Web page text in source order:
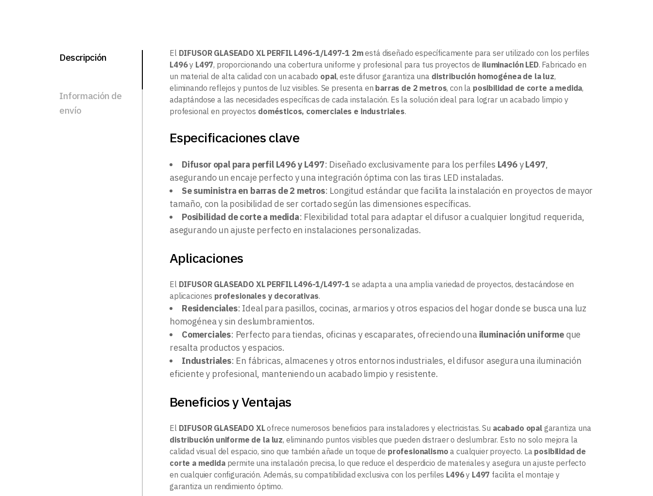
Descripción
Información de
envío
El DIFUSOR GLASEADO XL PERFIL L496-1/L497-1 2mestá diseñado específicamente para ser utilizado con los perfiles
L496y L497, proporcionando una cobertura uniforme y profesional para tus proyectos de iluminación LED. Fabricado en
un material de alta calidad con un acabado opal, este difusor garantiza una distribución homogénea de la luz,
eliminando reflejos y puntos de luz visibles. Se presenta en barras de 2 metros, con la posibilidad de corte a medida,
adaptándose a las necesidades específicas de cada instalación. Es la solución ideal para lograr un acabado limpio y
profesional en proyectos domésticos, comerciales e industriales.
Especificaciones clave
Difusor opal para perfil L496 y L497: Diseñado exclusivamente para los perfiles L496yL497,
asegurando un encaje perfecto y una integración óptima con las tiras LED instaladas.
Se suministra en barras de 2 metros: Longitud estándar que facilita la instalación en proyectos de mayor
tamaño, con la posibilidad de ser cortado según las dimensiones específicas.
Posibilidad de corte a medida: Flexibilidad total para adaptar el difusor a cualquier longitud requerida,
asegurando un ajuste perfecto en instalaciones personalizadas.
Aplicaciones
El DIFUSOR GLASEADO XL PERFIL L496-1/L497-1 se adapta a una amplia variedad de proyectos, destacándose en
aplicaciones profesionales y decorativas.
Residenciales: Ideal para pasillos, cocinas, armarios y otros espacios del hogar donde se busca una luz
homogénea y sin deslumbramientos.
Comerciales: Perfecto para tiendas, oficinas y escaparates, ofreciendo una iluminación uniformeque
resalta productos y espacios.
Industriales: En fábricas, almacenes y otros entornos industriales, el difusor asegura una iluminación
eficiente y profesional, manteniendo un acabado limpio y resistente.
Beneficios y Ventajas
El DIFUSOR GLASEADO XLofrece numerosos beneficios para instaladores y electricistas. Su acabado opalgarantiza una
distribución uniforme de la luz, eliminando puntos visibles que pueden distraer o deslumbrar. Esto no solo mejora la
calidad visual del espacio, sino que también añade un toque de profesionalismo a cualquier proyecto. La posibilidad de
corte a medidapermite una instalación precisa, lo que reduce el desperdicio de materiales y asegura un ajuste perfecto
en cualquier configuración. Además, su compatibilidad exclusiva con los perfiles L496y L497 facilita el montaje y
garantiza un rendimiento óptimo.